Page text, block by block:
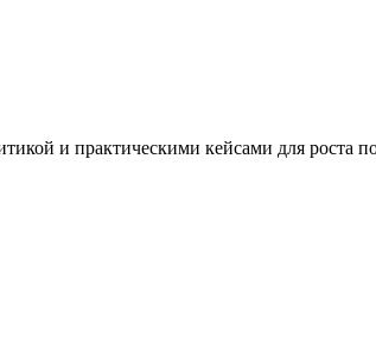
и практическими кейсами для роста